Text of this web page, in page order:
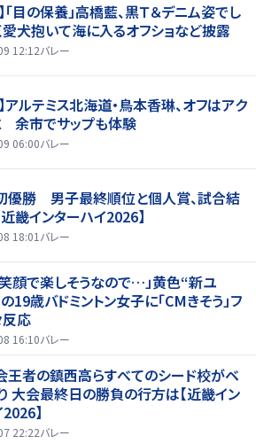
「目の保養」高橋藍、黒Ｔ＆デニム姿でし
犬抱いて海に入るオフショなど披露
12:12バレー
アルテミス北海道・鳥本香琳、オフはアク
余市でサップも体験
06:00バレー
優勝 男子最終順位と個人賞、試合結
畿インターハイ2026】
18:01 バレー
笑顔で楽しそうなので…」黄色“新ユ
19歳バドミントン女子に「CMきそう」フ
反応
16:10バレー
王者の鎮西高らすべてのシード校がベ
大会最終日の勝負の行方は【近畿イン
】
22:22バレー